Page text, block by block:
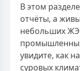
В этом
отчёты, а
небольших
увидите, как
суровых